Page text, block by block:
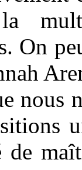
On
nous
de